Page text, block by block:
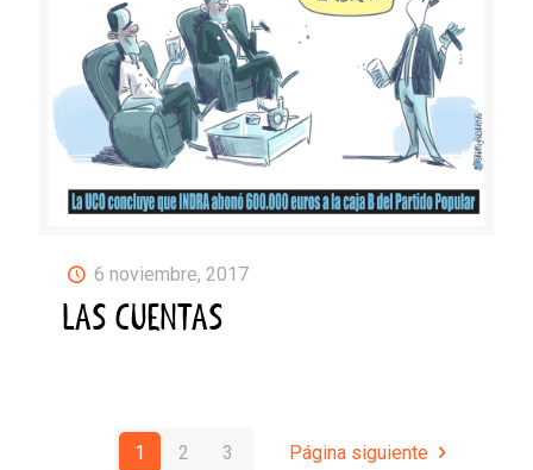
6 noviembre, 2017
LAS CUENTAS
1 2 3 Página siguiente